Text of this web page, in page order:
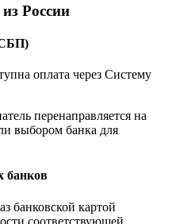
России
оплата через Систему
перенаправляется на
выбором банка для
банков
банковской картой
соответствующей